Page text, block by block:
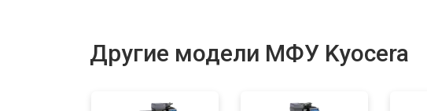
Другие модели МФУ Kyocera